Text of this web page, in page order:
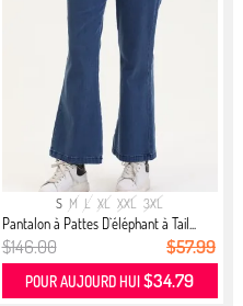
S M L XL XXL 3XL
Pantalon à Pattes D`éléphant à Tail...
$146.00 $57.99
POUR AUJOURD HUI$34.79